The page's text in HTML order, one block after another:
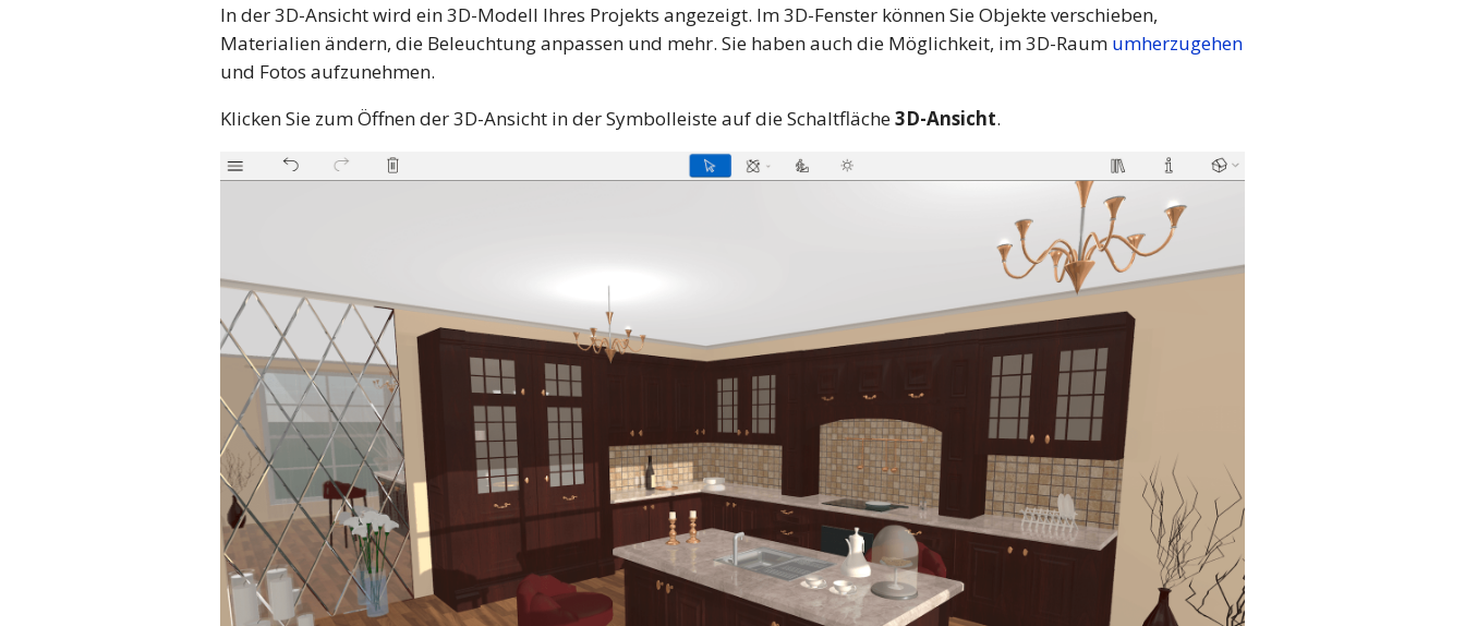
In der 3D-Ansicht wird ein 3D-Modell Ihres Projekts angezeigt. Im 3D-Fenster können Sie Objekte verschieben,
Materialien ändern, die Beleuchtung anpassen und mehr. Sie haben auch die Möglichkeit, im 3D-Raum umherzugehen
und Fotos aufzunehmen.
Klicken Sie zum Öffnen der 3D-Ansicht in der Symbolleiste auf die Schaltfläche3D-Ansicht.